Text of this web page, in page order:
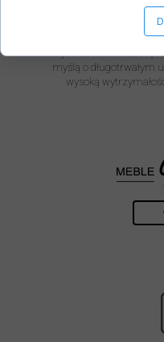
idealnie
Inwestycja w meble
jakość i trwałość. Są
myślą o długotrwałym
wysoką